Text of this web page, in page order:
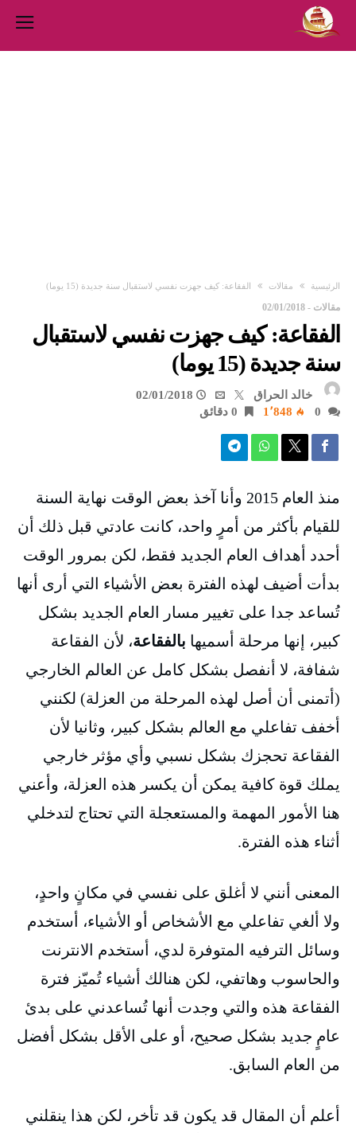
‫الرئيسية‬ مقالات الفقاعة: كيف جهزت نفسي لاستقبال سنة جديدة (15 يوما)
مقالات -
02/01/2018
الفقاعة: كيف جهزت نفسي لاستقبال
سنة جديدة (15 يوما)
خالد الحراق
02/01/2018
1٬848 0 ‫دقائق‬
منذ العام 2015 وأنا آخذ بعض الوقت نهاية السنة
للقيام بأكثر من أمرٍ واحد، كانت عادتي قبل ذلك أن
أحدد أهداف العام الجديد فقط، لكن بمرور الوقت
بدأت أضيف لهذه الفترة بعض الأشياء التي أرى أنها
تُساعد جدا على تغيير مسار العام الجديد بشكل
كبير، إنها مرحلة أسميها بالفقاعة، لأن الفقاعة
شفافة، لا أنفصل بشكل كامل عن العالم الخارجي
(أتمنى أن أصل لهذه المرحلة من العزلة) لكنني
أخفف تفاعلي مع العالم بشكل كبير، وثانيا لأن
الفقاعة تحجزك بشكل نسبي وأي مؤثر خارجي
يملك قوة كافية يمكن أن يكسر هذه العزلة، وأعني
هنا الأمور المهمة والمستعجلة التي تحتاج لتدخلي
أثناء هذه الفترة.
المعنى أنني لا أغلق على نفسي في مكانٍ واحدٍ،
ولا ألغي تفاعلي مع الأشخاص أو الأشياء، أستخدم
وسائل الترفيه المتوفرة لدي، أستخدم الانترنت
والحاسوب وهاتفي، لكن هنالك أشياء تُميّز فترة
الفقاعة هذه والتي وجدت أنها تُساعدني على بدئ
عامٍ جديد بشكل صحيح، أو على الأقل بشكل أفضل
من العام السابق.
أعلم أن المقال قد يكون قد تأخر، لكن هذا ينقلني